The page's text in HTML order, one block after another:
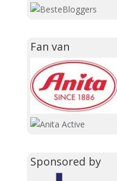
Fan van
Sponsored by